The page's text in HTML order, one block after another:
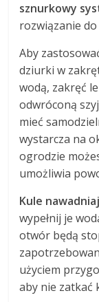
sznurkowy
rozwiązanie
Aby
dziurki w
wodą, zakręć
odwróconą
mieć
wystarcza na
ogrodzie
umożliwia
Kule
wypełnij je
otwór będą
użyciem
aby nie zatkać